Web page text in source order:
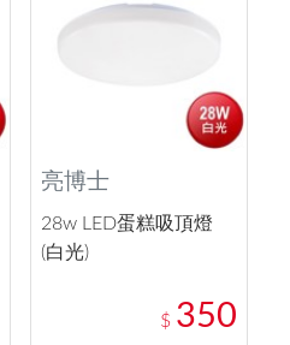
亮博士
28w LED蛋糕吸頂燈
(白光)
$ 350